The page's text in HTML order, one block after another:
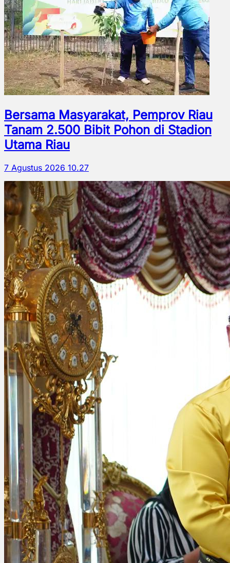
Bersama Masyarakat, Pemprov Riau
Tanam 2.500 Bibit Pohon di Stadion
Utama Riau
7 Agustus 2026 10.27